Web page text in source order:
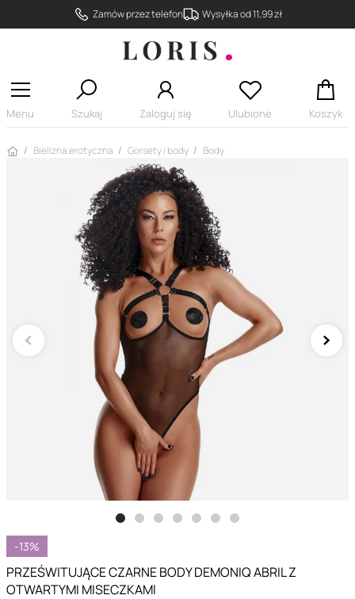
Zamów przez telefon Wysyłka od 11,99 zł
Menu Szukaj Zaloguj się Ulubione Koszyk
Strona główna
Bielizna erotyczna Gorsety i body Body
-13%
PRZEŚWITUJĄCE CZARNE BODY DEMONIQ ABRIL Z
OTWARTYMI MISECZKAMI